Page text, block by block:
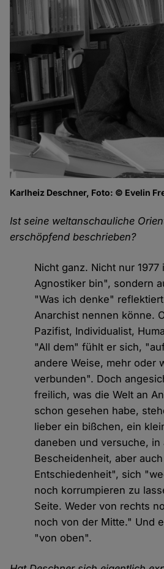
Karlheiz Deschner, Foto: © Evelin
Ist seine weltanschauliche
erschöpfend beschrieben?
Nicht ganz. Nicht nur 1977
Agnostiker bin", sondern
"Was ich denke"
Anarchist nennen könne.
Pazifist, Individualist,
"All dem" fühlt er sich,
andere Weise, mehr oder
verbunden". Doch
freilich, was die Welt an
schon gesehen habe,
lieber ein bißchen, ein
daneben und versuche, in
Bescheidenheit, aber
Entschiedenheit", sich
noch korrumpieren zu
Seite. Weder von rechts
noch von der Mitte." Und
"von oben".